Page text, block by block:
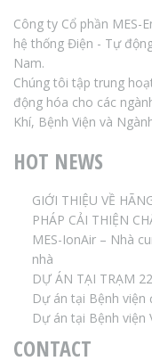
Công ty Cổ phần MES-
hệ thống Điện - Tự
Nam.
Chúng tôi tập trung
động hóa cho các
Khí, Bệnh Viện và
HOT NEWS
GIỚI THIỆU VỀ
PHÁP CẢI THIỆN
MES-IonAir – Nhà
nhà
DỰ ÁN TẠI TRẠM
Dự án tại Bệnh
Dự án tại Bệnh viện
CONTACT